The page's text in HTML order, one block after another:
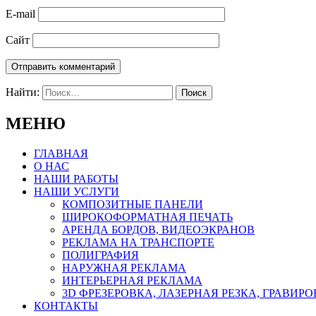
E-mail
Сайт
Найти:
МЕНЮ
ГЛАВНАЯ
О НАС
НАШИ РАБОТЫ
НАШИ УСЛУГИ
КОМПОЗИТНЫЕ ПАНЕЛИ
ШИРОКОФОРМАТНАЯ ПЕЧАТЬ
АРЕНДА БОРДОВ, ВИДЕОЭКРАНОВ
РЕКЛАМА НА ТРАНСПОРТЕ
ПОЛИГРАФИЯ
НАРУЖНАЯ РЕКЛАМА
ИНТЕРЬЕРНАЯ РЕКЛАМА
3D ФРЕЗЕРОВКА, ЛАЗЕРНАЯ РЕЗКА,
КОНТАКТЫ